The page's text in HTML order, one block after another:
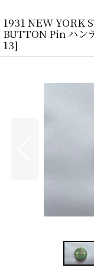
1931 NEW YORK
BUTTON Pin ハン
13]